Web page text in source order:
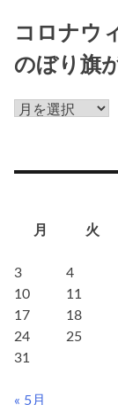
コロナウ
のぼり旗
コ
ウ
「テ
イ
ク
ア
ウ
月
火
3
4
10
11
17
18
24
25
31
« 5月